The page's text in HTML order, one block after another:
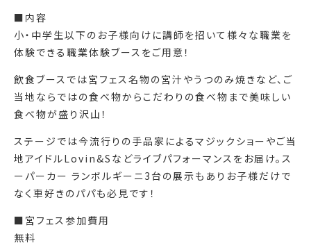
■内容
小・中学生以下のお子様向けに講師を招いて様々な職業を
体験できる職業体験ブースをご用意！
飲食ブースでは宮フェス名物の宮汁やうつのみ焼きなど、ご
当地ならではの食べ物からこだわりの食べ物まで美味しい
食べ物が盛り沢山！
ステージでは今流行りの手品家によるマジックショーやご当
地アイドルLovin&Sなどライブパフォーマンスをお届け。ス
ーパーカー ランボルギーニ3台の展示もありお子様だけで
なく車好きのパパも必見です！
■宮フェス参加費用
無料